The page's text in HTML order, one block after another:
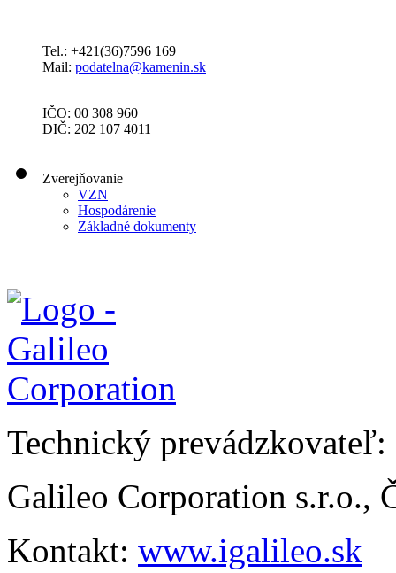
Tel.: +421(36)7596 169
Mail: podatelna@kamenin.sk
IČO: 00 308 960
DIČ: 202 107 4011
Zverejňovanie
VZN
Hospodárenie
Základné dokumenty
Technický prevádzkovateľ:
Galileo Corporation s.r.o.,
Kontakt: www.igalileo.sk